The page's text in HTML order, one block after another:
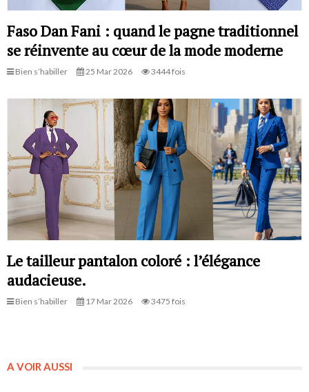
Faso Dan Fani : quand le pagne traditionnel
se réinvente au cœur de la mode moderne
Bien s’habiller 25 Mar 2026 3444 fois
Le tailleur pantalon coloré : l’élégance
audacieuse.
Bien s’habiller 17 Mar 2026 3475 fois
A VOIR AUSSI